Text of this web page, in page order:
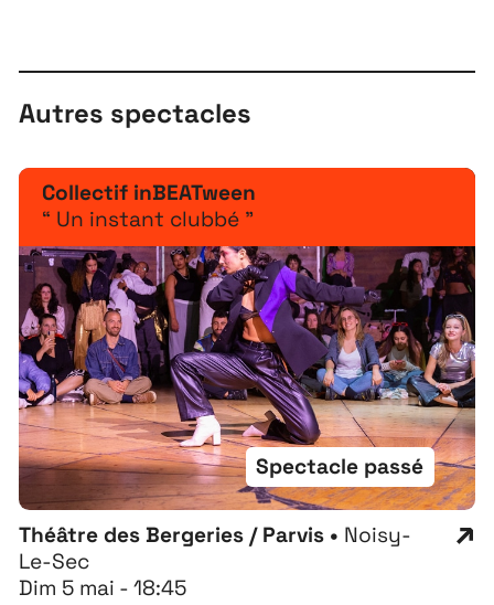
Autres spectacles
Théâtre des Bergeries / Parvis • Noisy-
Le-Sec
Dim 5 mai - 18:45
Spectacle passé
Collectif inBEATween
“ Un instant clubbé ”